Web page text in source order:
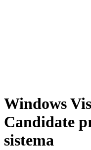
Windows
Candidate
sistema